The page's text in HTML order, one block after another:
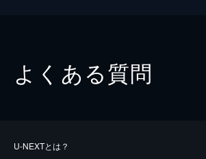
よくある質問
U-NEXTとは？